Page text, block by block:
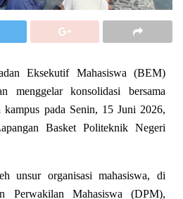
Eksekutif Mahasiswa (BEM)
menggelar konsolidasi bersama
pada Senin, 15 Juni 2026,
Basket Politeknik Negeri
unsur organisasi mahasiswa, di
Perwakilan Mahasiswa (DPM),